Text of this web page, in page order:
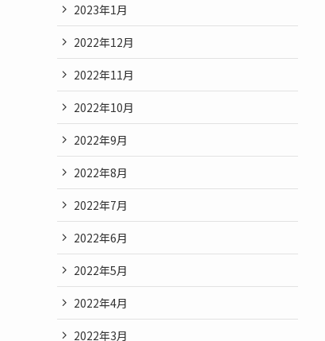
2023年1月
2022年12月
2022年11月
2022年10月
2022年9月
2022年8月
2022年7月
2022年6月
2022年5月
2022年4月
2022年3月